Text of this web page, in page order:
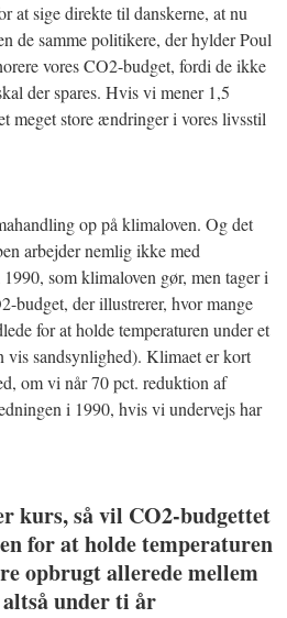
at sige direkte til danskerne, at nu
de samme politikere, der hylder Poul
vores CO2-budget, fordi de ikke
der spares. Hvis vi mener 1,5
meget store ændringer i vores livsstil
op på klimaloven. Og det
arbejder nemlig ikke med
som klimaloven gør, men tager i
budget, der illustrerer, hvor mange
for at holde temperaturen under et
vis sandsynlighed). Klimaet er kort
om vi når 70 pct. reduktion af
i 1990, hvis vi undervejs har
kurs, så vil CO2-budgettet
for at holde temperaturen
opbrugt allerede mellem
altså under ti år